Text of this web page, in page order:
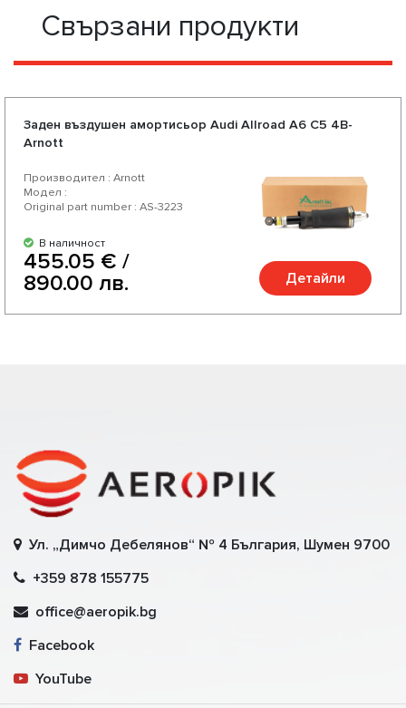
Свързани продукти
Заден въздушен амортисьор Audi Allroad A6 C5 4B-
Arnott
Производител : Arnott
Модел :
Original part number : AS-3223
В наличност
455.05 € /
890.00 лв.
Детайли
Ул. „Димчо Дебелянов“ № 4 България, Шумен 9700
+359 878 155775
office@aeropik.bg
Facebook
YouTube